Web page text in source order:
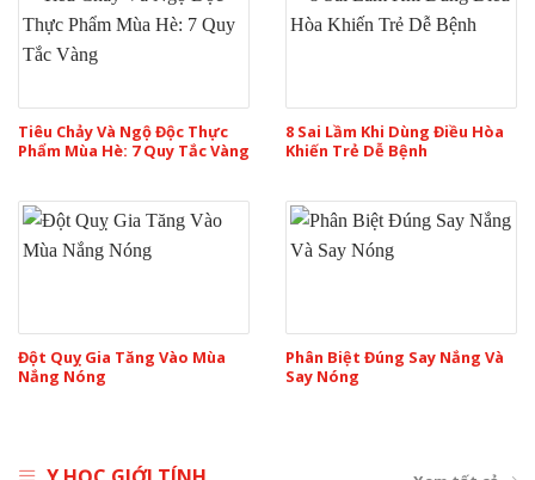
Tiêu Chảy Và Ngộ Độc Thực
Phẩm Mùa Hè: 7 Quy Tắc Vàng
8 Sai Lầm Khi Dùng Điều Hòa
Khiến Trẻ Dễ Bệnh
Đột Quỵ Gia Tăng Vào Mùa
Nắng Nóng
Phân Biệt Đúng Say Nắng Và
Say Nóng